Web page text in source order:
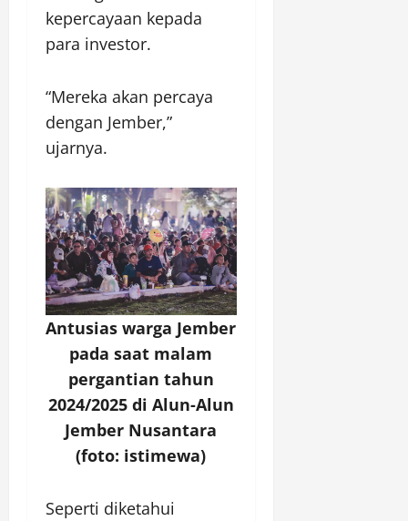
kepercayaan kepada
para investor.
“Mereka akan percaya
dengan Jember,”
ujarnya.
Antusias warga Jember
pada saat malam
pergantian tahun
2024/2025 di Alun-Alun
Jember Nusantara
(foto: istimewa)
Seperti diketahui